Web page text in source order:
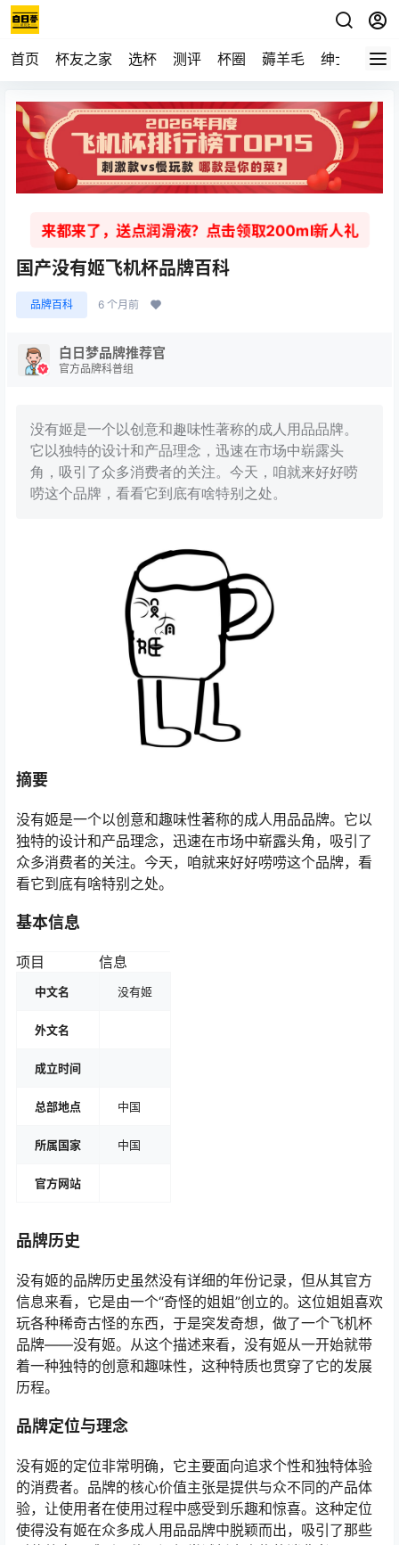
首页 杯友之家 选杯 测评 杯圈 薅羊毛 绅士 视频
来都来了，送点润滑液？点击领取200ml新人礼
国产没有姬飞机杯品牌百科
品牌百科 6 个月前
白日梦品牌推荐官
官方品牌科普组
没有姬是一个以创意和趣味性著称的成人用品品牌。
它以独特的设计和产品理念，迅速在市场中崭露头
角，吸引了众多消费者的关注。今天，咱就来好好唠
唠这个品牌，看看它到底有啥特别之处。
摘要
没有姬是一个以创意和趣味性著称的成人用品品牌。它以
独特的设计和产品理念，迅速在市场中崭露头角，吸引了
众多消费者的关注。今天，咱就来好好唠唠这个品牌，看
看它到底有啥特别之处。
基本信息
项目 信息
中文名 没有姬
外文名
成立时间
总部地点 中国
所属国家 中国
官方网站
品牌历史
没有姬的品牌历史虽然没有详细的年份记录，但从其官方
信息来看，它是由一个“奇怪的姐姐”创立的。这位姐姐喜欢
玩各种稀奇古怪的东西，于是突发奇想，做了一个飞机杯
品牌——没有姬。从这个描述来看，没有姬从一开始就带
着一种独特的创意和趣味性，这种特质也贯穿了它的发展
历程。
品牌定位与理念
没有姬的定位非常明确，它主要面向追求个性和独特体验
的消费者。品牌的核心价值主张是提供与众不同的产品体
验，让使用者在使用过程中感受到乐趣和惊喜。这种定位
使得没有姬在众多成人用品品牌中脱颖而出，吸引了那些